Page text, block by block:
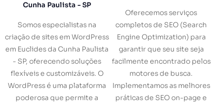
Cunha Paulista - SP
Somos especialistas na
criação de sites em WordPress
em Euclides da Cunha Paulista
- SP, oferecendo soluções
flexíveis e customizáveis. O
WordPress é uma plataforma
poderosa que permite a
Oferecemos serviços
completos de SEO (Search
Engine Optimization) para
garantir que seu site seja
facilmente encontrado pelos
motores de busca.
Implementamos as melhores
práticas de SEO on-page e